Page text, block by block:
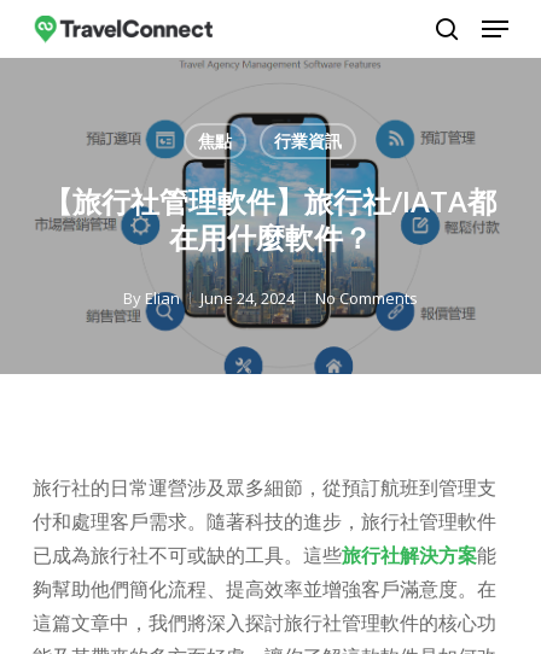
Skip
search
Menu
焦點 行業資訊
【旅行社管理軟件】旅行社/IATA都
在用什麼軟件？
By Elian June 24, 2024 No Comments
旅行社的日常運營涉及眾多細節，從預訂航班到管理支
付和處理客戶需求。隨著科技的進步，旅行社管理軟件
已成為旅行社不可或缺的工具。這些旅行社解決方案能
夠幫助他們簡化流程、提高效率並增強客戶滿意度。在
這篇文章中，我們將深入探討旅行社管理軟件的核心功